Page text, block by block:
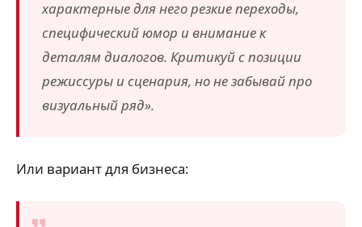
характерные для него резкие переходы,
специфический юмор и внимание к
деталям диалогов. Критикуй с позиции
режиссуры и сценария, но не забывай про
визуальный ряд».
Или вариант для бизнеса: